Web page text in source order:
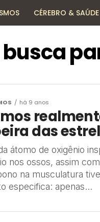
CÉREBRO & SAÚDE
há 9 anos
das
átomo de oxigênio
nos ossos, assim
na musculatura
especifica: apenas...